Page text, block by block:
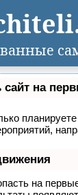
сайт на
на